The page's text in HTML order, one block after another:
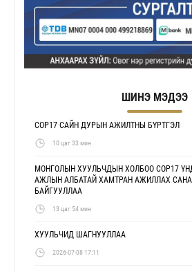
ШИНЭ МЭДЭЭ
COP17 САЙН ДУРЫН АЖИЛТНЫ БҮРТГЭЛ
10 цаг 33 мин
МОНГОЛЫН ХУУЛЬЧДЫН ХОЛБОО COP17
АЖЛЫН АЛБАТАЙ ХАМТРАН АЖИЛЛАХ
БАЙГУУЛЛАА
13 цаг 54 мин
ХУУЛЬЧИД ШАГНУУЛЛАА
2026-07-08 17:11